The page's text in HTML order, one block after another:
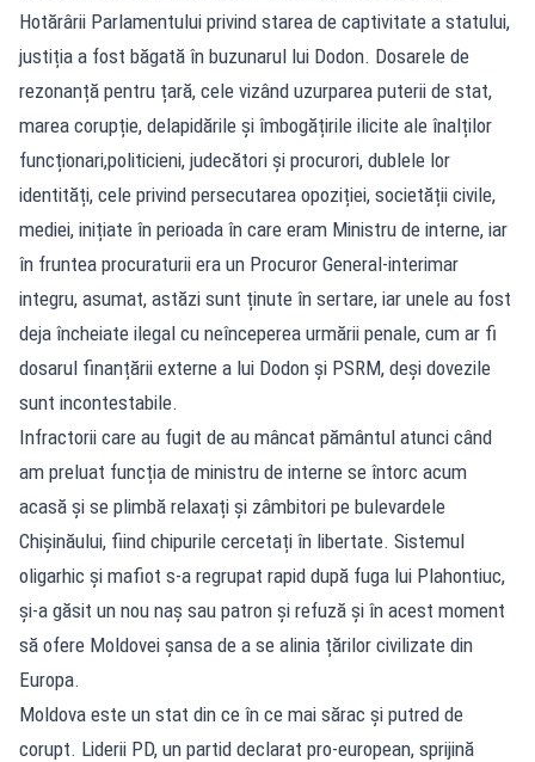
Hotărârii Parlamentului privind starea de captivitate a statului,
justiția a fost băgată în buzunarul lui Dodon. Dosarele de
rezonanță pentru țară, cele vizând uzurparea puterii de stat,
marea corupție, delapidările și îmbogățirile ilicite ale înalților
funcționari,politicieni, judecători și procurori, dublele lor
identități, cele privind persecutarea opoziției, societății civile,
mediei, inițiate în perioada în care eram Ministru de interne, iar
în fruntea procuraturii era un Procuror General-interimar
integru, asumat, astăzi sunt ținute în sertare, iar unele au fost
deja încheiate ilegal cu neînceperea urmării penale, cum ar fi
dosarul finanțării externe a lui Dodon și PSRM, deși dovezile
sunt incontestabile.
Infractorii care au fugit de au mâncat pământul atunci când
am preluat funcția de ministru de interne se întorc acum
acasă și se plimbă relaxați și zâmbitori pe bulevardele
Chișinăului, fiind chipurile cercetați în libertate. Sistemul
oligarhic și mafiot s-a regrupat rapid după fuga lui Plahontiuc,
și-a găsit un nou naș sau patron și refuză și în acest moment
să ofere Moldovei șansa de a se alinia țărilor civilizate din
Europa.
Moldova este un stat din ce în ce mai sărac și putred de
corupt. Liderii PD, un partid declarat pro-european, sprijină